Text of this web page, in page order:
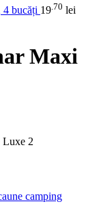
4 bucăți 19 .70 lei
Maxi
Luxe 2
camping